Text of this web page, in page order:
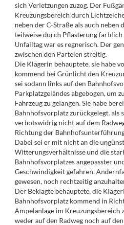
sich Verletzungen zuzog. Der
Kreuzungsbereich durch
neben der C-Straße als auch neben
teilweise durch Pflasterung farblich
Unfalltag war es regnerisch. Der
zwischen den Parteien streitig.
Die Klägerin behauptete, sie habe
kommend bei Grünlicht den
sei sodann links auf den
Parkplatzgeländes abgebogen, um
Fahrzeug zu gelangen. Sie habe
Bahnhofsvorplatz zurückgelegt, als
verbotswidrig nicht auf dem
Richtung der
Dabei sei er mit nicht an die
Witterungsverhältnisse und die
Bahnhofsvorplatzes angepasster
Geschwindigkeit gefahren.
gewesen, noch rechtzeitig
Der Beklagte behauptete, die
Bahnhofsvorplatz kommend in
Ampelanlage im Kreuzungsbereich
weder auf den Radweg noch auf